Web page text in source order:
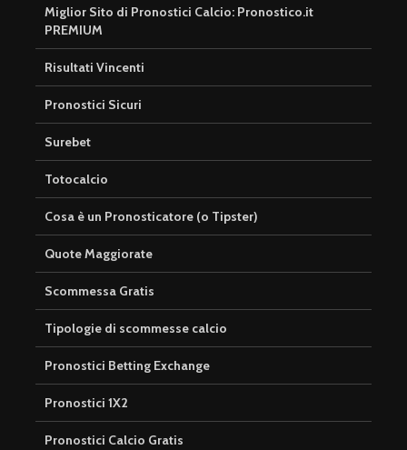
Miglior Sito di Pronostici Calcio: Pronostico.it
PREMIUM
Risultati Vincenti
Pronostici Sicuri
Surebet
Totocalcio
Cosa è un Pronosticatore (o Tipster)
Quote Maggiorate
Scommessa Gratis
Tipologie di scommesse calcio
Pronostici Betting Exchange
Pronostici 1X2
Pronostici Calcio Gratis